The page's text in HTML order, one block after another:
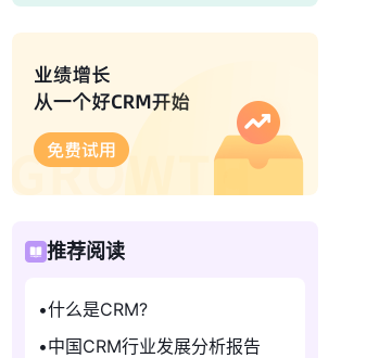
推荐阅读
什么是CRM?
中国CRM行业发展分析报告